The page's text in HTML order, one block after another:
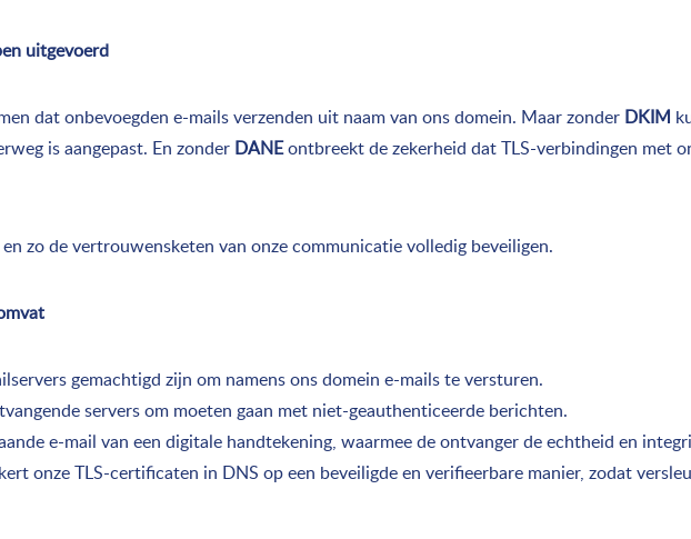
uitgevoerd
dat onbevoegden e-mails verzenden uit naam van ons domein. Maar zonder DKIM
is aangepast. En zonder DANEontbreekt de zekerheid dat TLS-verbindingen met
zo de vertrouwensketen van onze communicatie volledig beveiligen.
gemachtigd zijn om namens ons domein e-mails te versturen.
servers om moeten gaan met niet-geauthenticeerde berichten.
e-mail van een digitale handtekening, waarmee de ontvanger de echtheid en
onze TLS-certificaten in DNS op een beveiligde en verifieerbare manier, zodat